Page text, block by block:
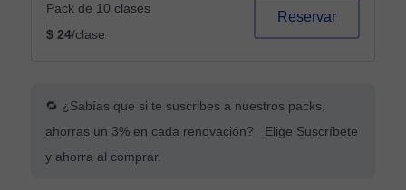
Pack de 10 clases
$ 24/clase
Reservar
🔁 ¿Sabías que si te suscribes a nuestros packs,
ahorras un 3% en cada renovación? Elige Suscríbete
y ahorra al comprar.